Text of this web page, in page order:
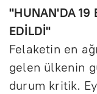
''HUNAN'DA 19
EDİLDİ''
Felaketin en
gelen ülkenin
durum kritik.